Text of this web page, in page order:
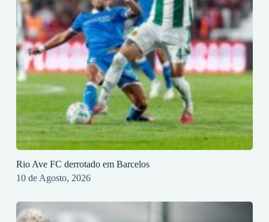
Rio Ave FC derrotado em Barcelos
10 de Agosto, 2026